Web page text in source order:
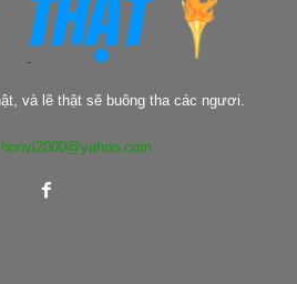
và lẽ thật sẽ buông tha các ngươi.
honvi2000@yahoo.com